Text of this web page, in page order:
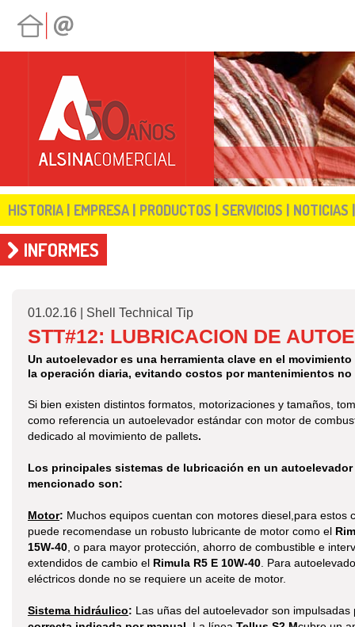
HISTORIA | EMPRESA | PRODUCTOS | SERVICIOS | NOTICIAS |
INFORMES
01.02.16 | Shell Technical Tip
STT#12: LUBRICACION DE
Un autoelevador es una herramienta clave en el
la operación diaria, evitando costos por mantenimientos
Si bien existen distintos formatos, motorizaciones y tamaños,
como referencia un autoelevador estándar con motor de
dedicado al movimiento de pallets.
Los principales sistemas de lubricación en un autoelevador
mencionado son:
Motor: Muchos equipos cuentan con motores diesel,para estos
puede recomendase un robusto lubricante de motor como el
15W-40 , o para mayor protección, ahorro de combustible e
extendidos de cambio el Rimula R5 E 10W-40 . Para
eléctricos donde no se requiere un aceite de motor.
Sistema hidráulico: Las uñas del autoelevador son